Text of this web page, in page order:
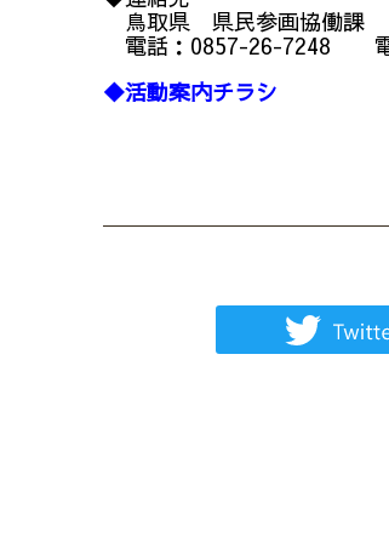
鳥取県 県民参画協働課
電話：0857-26-7248 電
◆活動案内チラシ